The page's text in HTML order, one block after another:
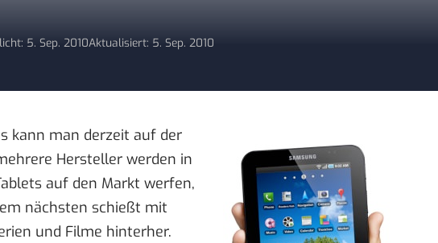
5. Sep. 2010Aktualisiert: 5. Sep. 2010
kann man derzeit auf der
Hersteller werden in
auf den Markt werfen,
nächsten schießt mit
und Filme hinterher.